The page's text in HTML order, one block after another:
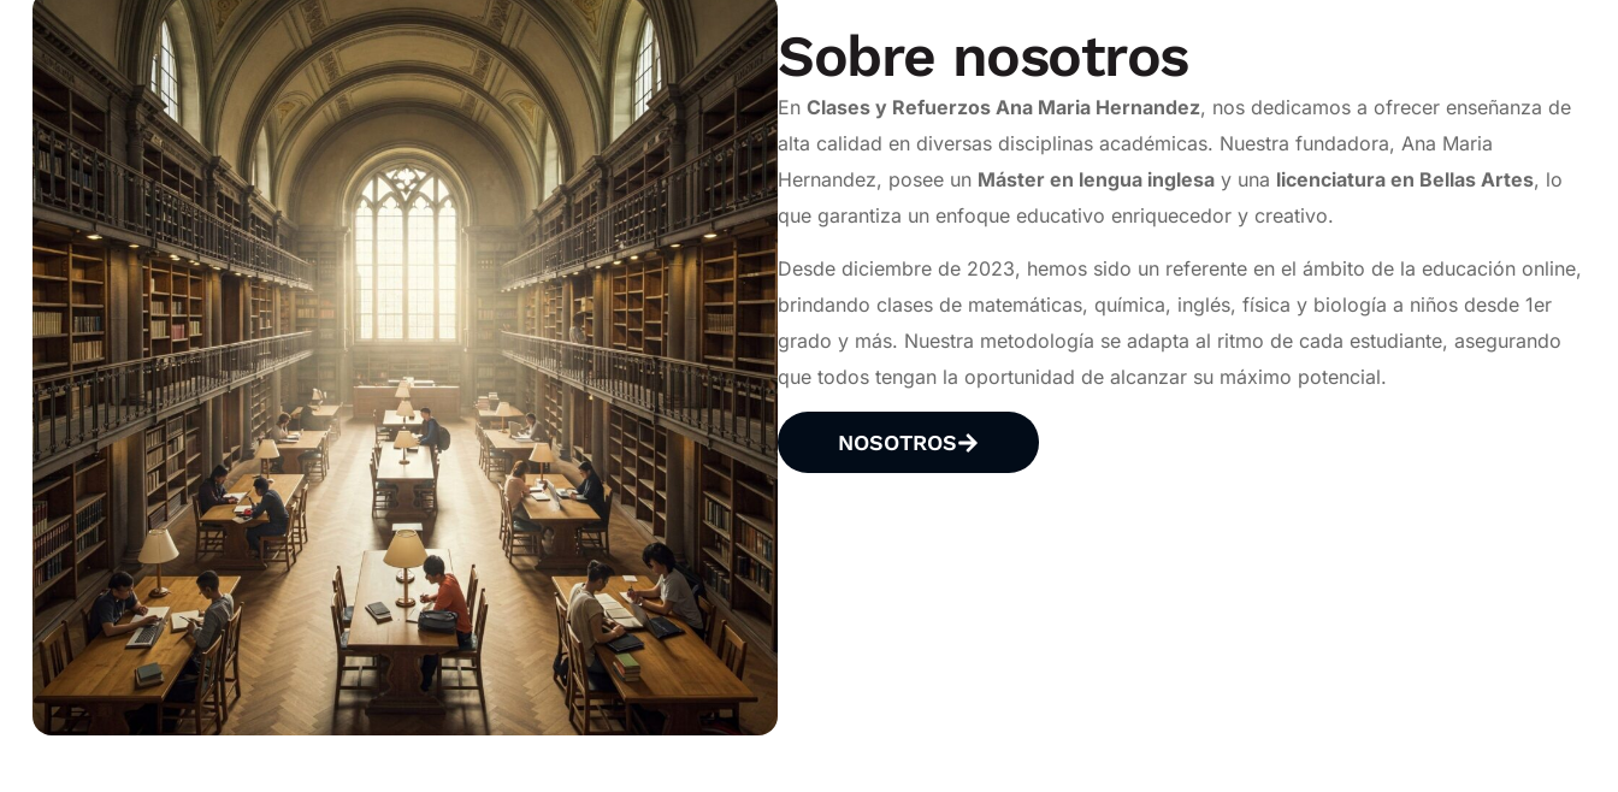
Sobre nosotros
EnClases y Refuerzos Ana Maria Hernandez, nos dedicamos a ofrecer enseñanza de
alta calidad en diversas disciplinas académicas. Nuestra fundadora, Ana Maria
Hernandez, posee un Máster en lengua inglesa y una licenciatura en Bellas Artes, lo
que garantiza un enfoque educativo enriquecedor y creativo.
Desde diciembre de 2023, hemos sido un referente en el ámbito de la educación online,
brindando clases de matemáticas, química, inglés, física y biología a niños desde 1er
grado y más. Nuestra metodología se adapta al ritmo de cada estudiante, asegurando
que todos tengan la oportunidad de alcanzar su máximo potencial.
NOSOTROS